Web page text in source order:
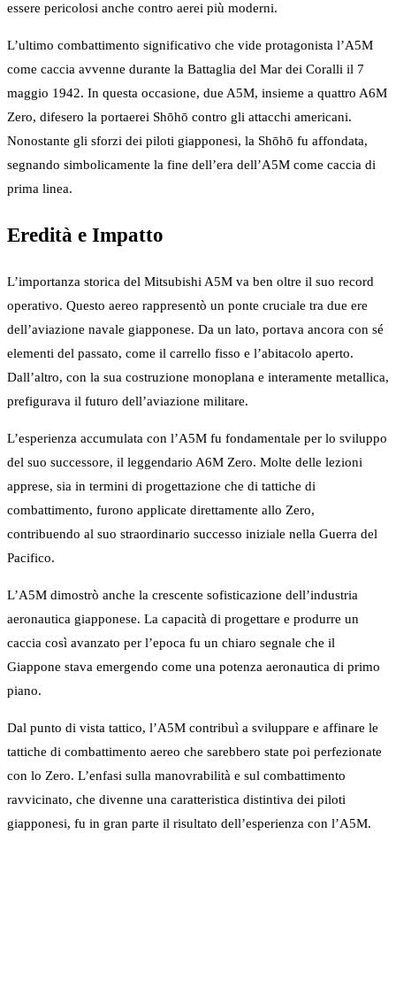
essere pericolosi anche contro aerei più moderni.
L’ultimo combattimento significativo che vide protagonista l’A5M
come caccia avvenne durante la Battaglia del Mar dei Coralli il 7
maggio 1942. In questa occasione, due A5M, insieme a quattro A6M
Zero, difesero la portaerei Shōhō contro gli attacchi americani.
Nonostante gli sforzi dei piloti giapponesi, la Shōhō fu affondata,
segnando simbolicamente la fine dell’era dell’A5M come caccia di
prima linea.
Eredità e Impatto
L’importanza storica del Mitsubishi A5M va ben oltre il suo record
operativo. Questo aereo rappresentò un ponte cruciale tra due ere
dell’aviazione navale giapponese. Da un lato, portava ancora con sé
elementi del passato, come il carrello fisso e l’abitacolo aperto.
Dall’altro, con la sua costruzione monoplana e interamente metallica,
prefigurava il futuro dell’aviazione militare.
L’esperienza accumulata con l’A5M fu fondamentale per lo sviluppo
del suo successore, il leggendario A6M Zero. Molte delle lezioni
apprese, sia in termini di progettazione che di tattiche di
combattimento, furono applicate direttamente allo Zero,
contribuendo al suo straordinario successo iniziale nella Guerra del
Pacifico.
L’A5M dimostrò anche la crescente sofisticazione dell’industria
aeronautica giapponese. La capacità di progettare e produrre un
caccia così avanzato per l’epoca fu un chiaro segnale che il
Giappone stava emergendo come una potenza aeronautica di primo
piano.
Dal punto di vista tattico, l’A5M contribuì a sviluppare e affinare le
tattiche di combattimento aereo che sarebbero state poi perfezionate
con lo Zero. L’enfasi sulla manovrabilità e sul combattimento
ravvicinato, che divenne una caratteristica distintiva dei piloti
giapponesi, fu in gran parte il risultato dell’esperienza con l’A5M.